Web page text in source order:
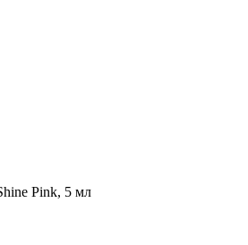
Pink, 5 мл